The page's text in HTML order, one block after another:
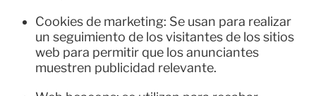
Cookies de marketing: Se usan para realizar
un seguimiento de los visitantes de los sitios
web para permitir que los anunciantes
muestren publicidad relevante.